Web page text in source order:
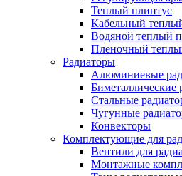
Теплый плинтус
Кабельный
Водяной теплый
Пленочный
Радиаторы
Алюминиевые
Биметаллические
Стальные
Чугунные
Конвекторы
Комплектующие для
Вентили для
Монтажные